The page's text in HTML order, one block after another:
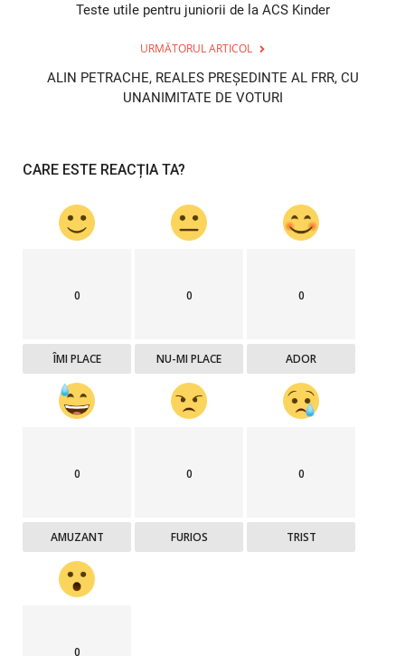
Teste utile pentru juniorii de la ACS Kinder
URMĂTORUL ARTICOL
ALIN PETRACHE, REALES PREȘEDINTE AL FRR, CU
UNANIMITATE DE VOTURI
CARE ESTE REACȚIA TA?
0
ÎMI PLACE
0
NU-MI PLACE
0
ADOR
0
AMUZANT
0
FURIOS
0
TRIST
0